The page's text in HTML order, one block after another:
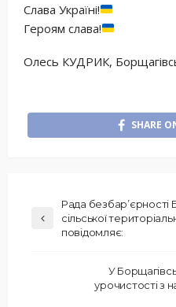
Слава Україні!
Героям слава!
Олесь КУДРИК,
SHARE
Рада безбар’єрності
сільської
повідомляє:
У
урочистості з